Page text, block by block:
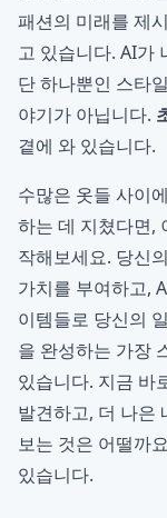
패션의 미래를 제
고 있습니다. AI가
단 하나뿐인 스타
야기가 아닙니다.
곁에 와 있습니다.
수많은 옷들 사이
하는 데 지쳤다면,
작해보세요. 당신
가치를 부여하고,
이템들로 당신의
을 완성하는 가장
있습니다. 지금 바
발견하고, 더 나은
보는 것은 어떨까
있습니다.